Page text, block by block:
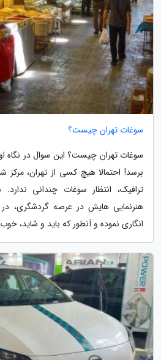
سوغات تهران چیست؟
سوغات تهران چیست؟ این سوال در نگاه
برسد! احتمالا هیچ کسی از تهران،
ترافیک، انتظار سوغات چندانی
هنرنمایی هایش در عرصه گردشگری،
انگاری نموده و آنطور که باید و شاید،